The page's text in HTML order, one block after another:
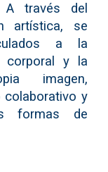
A través del
artística, se
a la
corporal y la
imagen,
colaborativo y
formas de